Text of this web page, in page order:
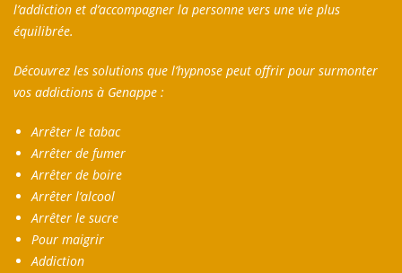
l’addiction et d’accompagner la personne vers une vie plus
équilibrée.
Découvrez les solutions que l’hypnose peut offrir pour surmonter
vos addictions à Genappe :
Arrêter le tabac
Arrêter de fumer
Arrêter de boire
Arrêter l’alcool
Arrêter le sucre
Pour maigrir
Addiction